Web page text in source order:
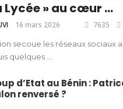
Lycée » au cœur ...
16 mars 2026 7635
secoue les réseaux sociaux
quelques ...
d’Etat au Bénin :
renversé ?